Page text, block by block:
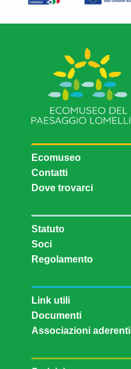
Ecomuseo
Contatti
Dove trovarci
Statuto
Soci
Regolamento
Link utili
Documenti
Associazioni aderenti